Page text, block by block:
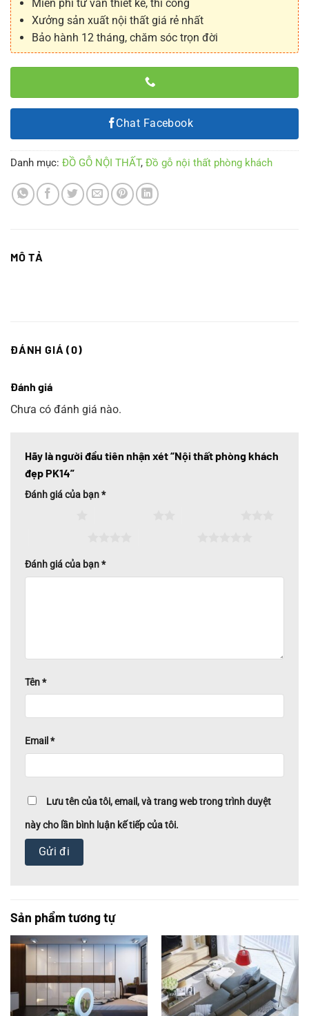
Miễn phí tư vấn thiết kế, thi công
Xưởng sản xuất nội thất giá rẻ nhất
Bảo hành 12 tháng, chăm sóc trọn đời
Chat Facebook
Danh mục: ĐỒ GỖ NỘI THẤT, Đồ gỗ nội thất phòng khách
MÔ TẢ
ĐÁNH GIÁ (0)
Đánh giá
Chưa có đánh giá nào.
Hãy là người đầu tiên nhận xét “Nội thất phòng khách
đẹp PK14”
Đánh giá của bạn*
Đánh giá của bạn*
Tên*
Email*
Lưu tên của tôi, email, và trang web trong trình duyệt
này cho lần bình luận kế tiếp của tôi.
Sản phẩm tương tự